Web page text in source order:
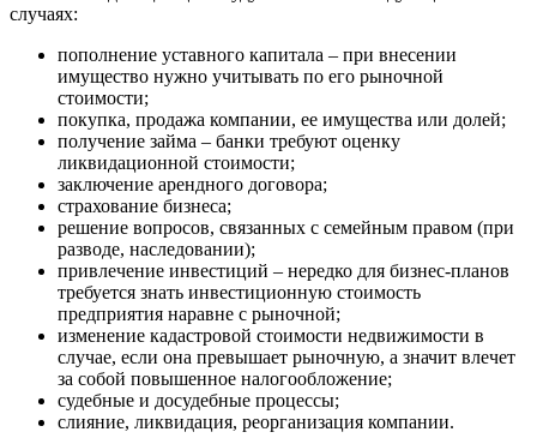
случаях:
пополнение уставного капитала – при внесении
имущество нужно учитывать по его рыночной
стоимости;
покупка, продажа компании, ее имущества или долей;
получение займа – банки требуют оценку
ликвидационной стоимости;
заключение арендного договора;
страхование бизнеса;
решение вопросов, связанных с семейным правом (при
разводе, наследовании);
привлечение инвестиций – нередко для бизнес-планов
требуется знать инвестиционную стоимость
предприятия наравне с рыночной;
изменение кадастровой стоимости недвижимости в
случае, если она превышает рыночную, а значит влечет
за собой повышенное налогообложение;
судебные и досудебные процессы;
слияние, ликвидация, реорганизация компании.
Бугульма
Бугуруслан
Буйнакск
Бутурлиновка
Валдай
Валуйки
Великие Луки
Великий Новгород
Великий Устюг
Верещагино
Верхний Уфалей
Верхняя Пышма
Верхняя Салда